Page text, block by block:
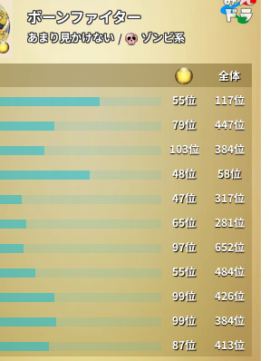
ボーンファイター
あまり見かけない/ ゾンビ系
全体
55位
117位
79位
447位
103位
384位
48位
58位
47位
317位
65位
281位
97位
652位
55位
484位
99位
426位
99位
384位
87位
413位